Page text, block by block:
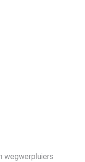
wegwerpluiers